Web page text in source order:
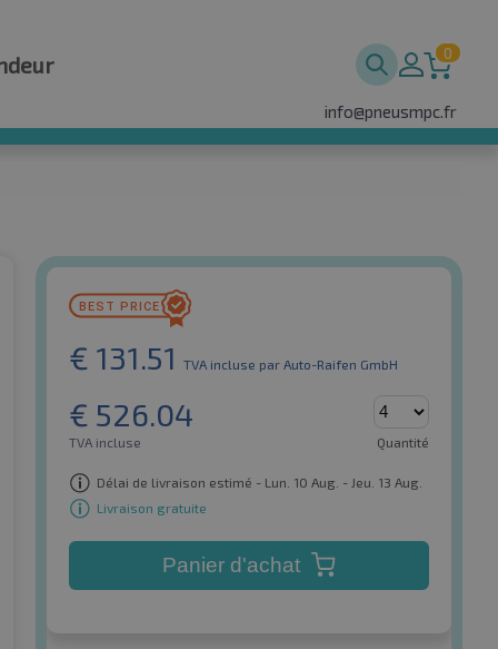
0
info@pneusmpc.fr
€ 131.51 TVA incluse par Auto-Raifen GmbH
€ 526.04
TVA incluse Quantité
Délai de livraison estimé - Lun. 10 Aug. - Jeu. 13 Aug.
Livraison gratuite
Panier d'achat